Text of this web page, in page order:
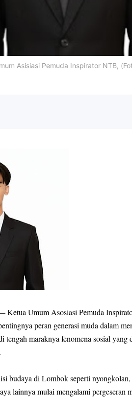
Asisiasi Pemuda Inspirator NTB,
Ketua Umum Asosiasi Pemuda
peran generasi muda dalam
tengah maraknya fenomena sosial
budaya di Lombok seperti nyongkolan,
lainnya mulai mengalami pergeseran